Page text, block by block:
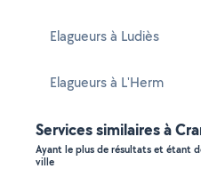
Elagueurs à Ludiès
Elagueurs à L'Herm
Services similaires à
Ayant le plus de résultats et étant
ville